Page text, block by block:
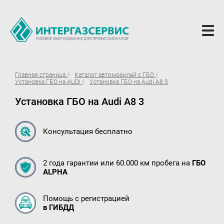
О компании
ГБО Alpha
Вопросы и ответы
Вакансии
Документы компании
Партнёрам
Главная страница
Каталог автомобилей с ГБО
Установка ГБО на AUDI
Установка ГБО на Audi A8 3
Установка ГБО на Audi A8 3
Консультация бесплатно
2 года гарантии или 60.000 км пробега на ГБО
ALPHA
Помощь с регистрацией
в ГИБДД